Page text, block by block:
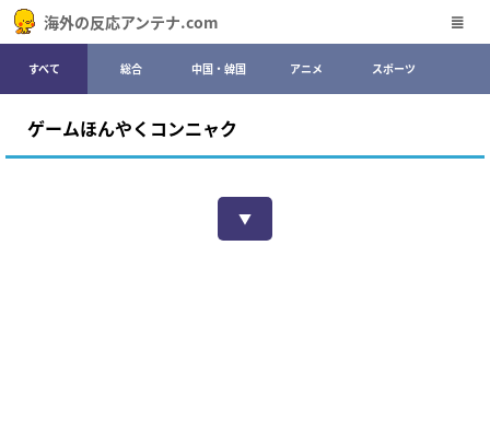
海外の反応アンテナ.com
すべて 総合 中国・韓国 アニメ スポーツ
ゲームほんやくコンニャク
▼